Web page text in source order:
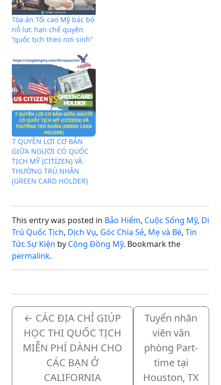
Tòa án Tối cao Mỹ bác bỏ
nỗ lực hạn chế quyền
“quốc tịch theo nơi sinh”
7 QUYỀN LỢI CƠ BẢN
GIỮA NGƯỜI CÓ QUỐC
TỊCH MỸ (CITIZEN) VÀ
THƯỜNG TRÚ NHÂN
(GREEN CARD HOLDER)
This entry was posted in Bảo Hiểm, Cuộc Sống Mỹ, Di
Trú Quốc Tịch, Dịch Vụ, Góc Chia Sẻ, Mẹ và Bé, Tin
Tức Sự Kiện by Cộng Đồng Mỹ. Bookmark the
permalink.
← CÁC ĐỊA CHỈ GIÚP
HỌC THI QUỐC TỊCH
MIỄN PHÍ DÀNH CHO
CÁC BẠN Ở
CALIFORNIA
Tuyển nhân
viên văn
phòng Part-
time tại
Houston, TX